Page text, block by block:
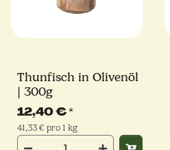
Thunfisch in Olivenöl
| 300g
12,40 €*
41,33 € pro 1 kg